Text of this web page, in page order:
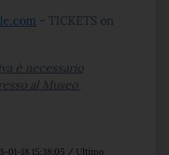
- TICKETS on
è necessario
al Museo
01-18 15:38:05 / Ultimo